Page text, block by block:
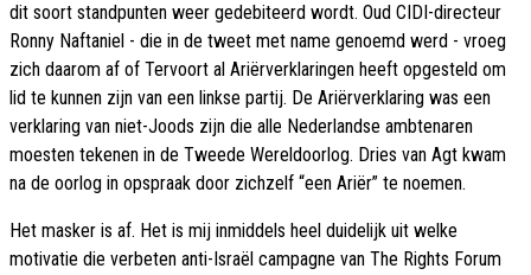
dit soort standpunten weer gedebiteerd wordt. Oud CIDI-directeur
Ronny Naftaniel - die in de tweet met name genoemd werd - vroeg
zich daarom af of Tervoort al Ariërverklaringen heeft opgesteld om
lid te kunnen zijn van een linkse partij. De Ariërverklaring was een
verklaring van niet-Joods zijn die alle Nederlandse ambtenaren
moesten tekenen in de Tweede Wereldoorlog. Dries van Agt kwam
na de oorlog in opspraak door zichzelf “een Ariër” te noemen.
Het masker is af. Het is mij inmiddels heel duidelijk uit welke
motivatie die verbeten anti-Israël campagne van The Rights Forum